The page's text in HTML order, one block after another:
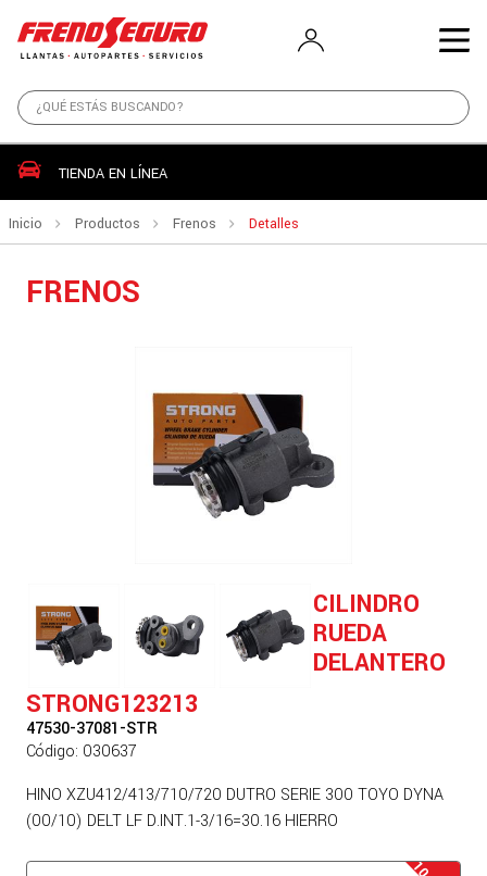
TIENDA EN LÍNEA
Inicio Productos Frenos Detalles
FRENOS
CILINDRO
RUEDA
DELANTERO
STRONG123213
47530-37081-STR
Código: 030637
HINO XZU412/413/710/720 DUTRO SERIE 300 TOYO DYNA
(00/10) DELT LF D.INT.1-3/16=30.16 HIERRO